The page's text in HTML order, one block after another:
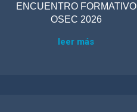
ENCUENTRO FORMATIVO
OSEC 2026
leer más